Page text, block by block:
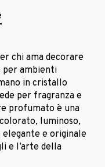
chi ama decorare
per ambienti
in cristallo
per fragranza e
profumato è una
luminoso,
e originale
e l’arte della